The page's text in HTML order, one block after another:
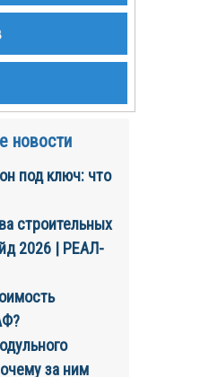
новости
под ключ: что
строительных
2026 | РЕАЛ-
за ним